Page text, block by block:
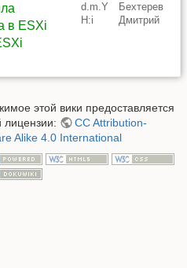
в ESXi
d.m.Y
H:i
Бехтерев
Дмитрий
этой вики предоставляется
лицензии:
CC Attribution-
Alike 4.0 International